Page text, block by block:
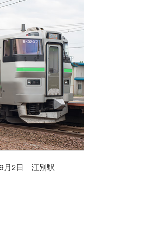
月2日 江別駅